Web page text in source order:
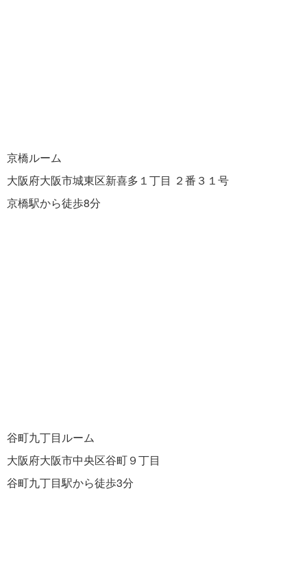
京橋ルーム
大阪府大阪市城東区新喜多１丁目 ２番３１号
京橋駅から徒歩8分
谷町九丁目ルーム
大阪府大阪市中央区谷町９丁目
谷町九丁目駅から徒歩3分